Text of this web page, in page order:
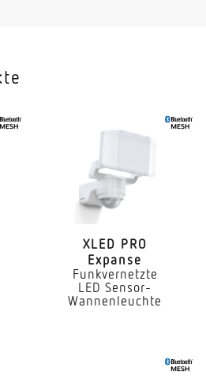
Nebenraum Treppenhaus
XLED PRO
Expanse
Funkvernetzte
LED Sensor-
Wannenleuchte